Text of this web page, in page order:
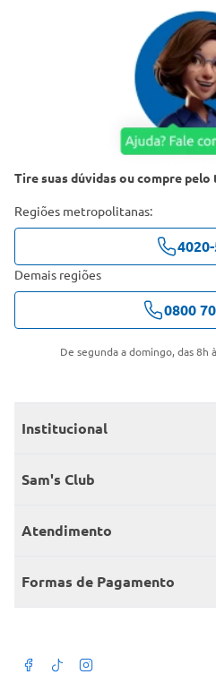
Tire suas dúvidas ou compre
Regiões metropolitanas:
Demais regiões
0800
De segunda a domingo, das 8h
Institucional
Quem somos
Encontre um Clube
Sam's Club
Seja sócio
Member’s Mark
Atendimento
Fale conosco
Atendimento em libras
Formas de Pagamento